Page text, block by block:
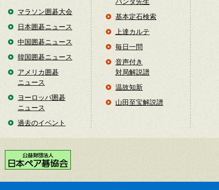
マラソン囲碁大会
日本囲碁ニュース
中国囲碁ニュース
韓国囲碁ニュース
アメリカ囲碁
ニュース
ヨーロッパ囲碁
ニュース
過去のイベント
基本定石検索
上達カルテ
毎日一問
音声付き
対局解説譜
温故知新
山田至宝解説譜